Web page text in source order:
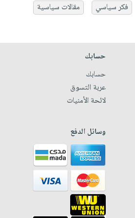
فكر سياسي مقالات سياسية
حسابك
حسابك
عربة التسوق
لائحة الأمنيات
وسائل الدفع